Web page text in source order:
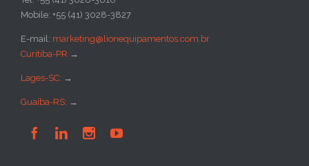
Mobile: +55 (41) 3028-3827
E-mail: marketing@lionequipamentos.com.br
Curitiba-PR →
Lages-SC: →
Guaíba-RS: →
   